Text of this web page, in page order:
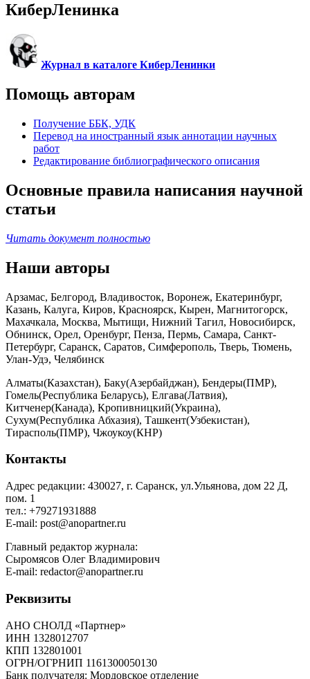
КиберЛенинка
Журнал в каталоге КиберЛенинки
Помощь авторам
Получение ББК, УДК
Перевод на иностранный язык аннотации научных
работ
Редактирование библиографического описания
Основные правила написания научной
статьи
Читать документ полностью
Наши авторы
Арзамас, Белгород, Владивосток, Воронеж, Екатеринбург,
Казань, Калуга, Киров, Красноярск, Кырен, Магнитогорск,
Махачкала, Москва, Мытищи, Нижний Тагил, Новосибирск,
Обнинск, Орел, Оренбург, Пенза, Пермь, Самара, Санкт-
Петербург, Саранск, Саратов, Симферополь, Тверь, Тюмень,
Улан-Удэ, Челябинск
Алматы(Казахстан), Баку(Азербайджан), Бендеры(ПМР),
Гомель(Республика Беларусь), Елгава(Латвия),
Китченер(Канада), Кропивницкий(Украина),
Сухум(Республика Абхазия), Ташкент(Узбекистан),
Тирасполь(ПМР), Чжоукоу(КНР)
Контакты
Адрес редакции: 430027, г. Саранск, ул.Ульянова, дом 22 Д,
пом. 1
тел.: +79271931888
E-mail: post@anopartner.ru
Главный редактор журнала:
Сыромясов Олег Владимирович
E-mail: redactor@anopartner.ru
Реквизиты
АНО СНОЛД «Партнер»
ИНН 1328012707
КПП 132801001
ОГРН/ОГРНИП 1161300050130
Банк получателя: Мордовское отделение